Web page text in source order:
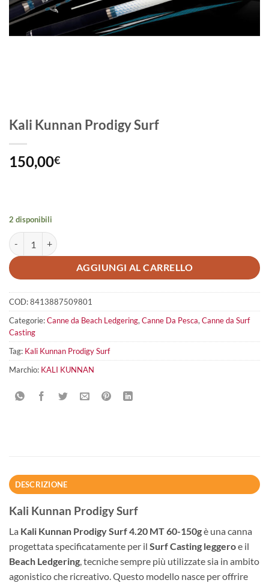
Kali Kunnan Prodigy Surf
150,00€
2 disponibili
Kali Kunnan Prodigy Surf quantità
AGGIUNGI AL CARRELLO
COD:8413887509801
Categorie:Canne da Beach Ledgering, Canne Da Pesca, Canne da Surf
Casting
Tag: Kali Kunnan Prodigy Surf
Marchio: KALI KUNNAN
DESCRIZIONE
Kali Kunnan Prodigy Surf
La Kali Kunnan Prodigy Surf 4.20 MT 60-150gè una canna
progettata specificatamente per il Surf Casting leggeroe il
Beach Ledgering, tecniche sempre più utilizzate sia in ambito
agonistico che ricreativo. Questo modello nasce per offrire